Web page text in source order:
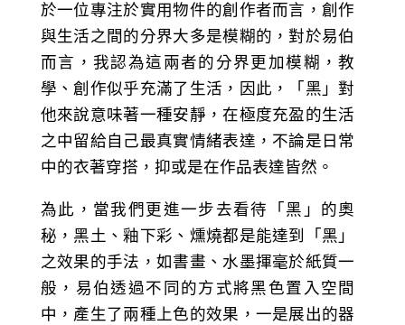
於一位專注於實用物件的創作者而言，創作
與生活之間的分界大多是模糊的，對於易伯
而言，我認為這兩者的分界更加模糊，教
學、創作似乎充滿了生活，因此，「黑」對
他來說意味著一種安靜，在極度充盈的生活
之中留給自己最真實情緒表達，不論是日常
中的衣著穿搭，抑或是在作品表達皆然。
為此，當我們更進一步去看待「黑」的奧
秘，黑土、釉下彩、燻燒都是能達到「黑」
之效果的手法，如書畫、水墨揮毫於紙質一
般，易伯透過不同的方式將黑色置入空間
中，產生了兩種上色的效果，一是展出的器